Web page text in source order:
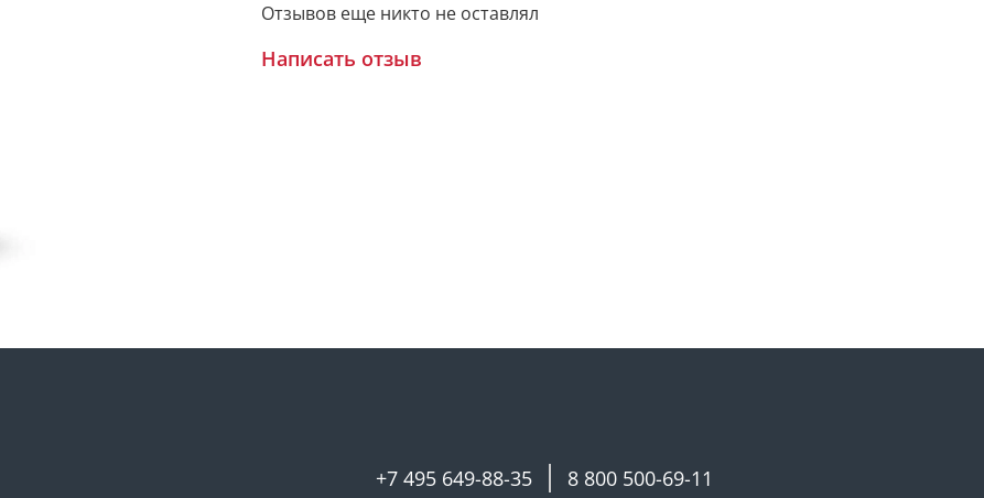
Отзывов еще никто не оставлял
Написать отзыв
+7 495 649-88-35 8 800 500-69-11